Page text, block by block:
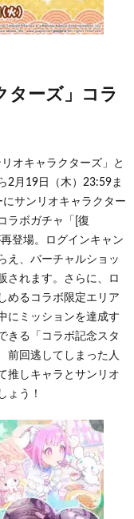
ターズ」コラ
オキャラクターズ」と
2月19日（木）23:59ま
サンリオキャラクター
ラボガチャ「[復
登場。ログインキャン
え、バーチャルショッ
されます。さらに、ロ
めるコラボ限定エリア
にミッションを達成す
きる「コラボ記念スタ
前回逃してしまった人
推しキャラとサンリオ
ょう！